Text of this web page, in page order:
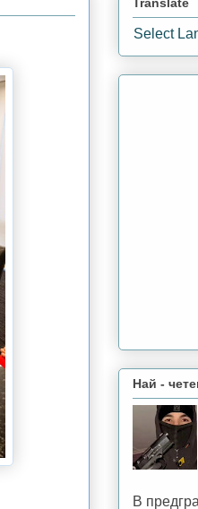
Select
Най -
В